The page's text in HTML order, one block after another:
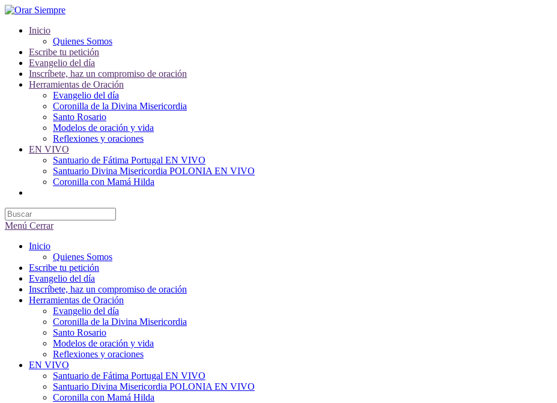
Saltar
contenido
Inicio
Quienes Somos
Escribe tu petición
Evangelio del día
Inscríbete, haz un compromiso de oración
Herramientas de Oración
Evangelio del día
Coronilla de la Divina Misericordia
Santo Rosario
Modelos de oración y vida
Reflexiones y oraciones
EN VIVO
Santuario de Fátima Portugal EN VIVO
Santuario Divina Misericordia POLONIA EN VIVO
Coronilla con Mamá Hilda
de
la
Menú Cerrar
Inicio
Quienes Somos
Escribe tu petición
Evangelio del día
Inscríbete, haz un compromiso de oración
Herramientas de Oración
Evangelio del día
Coronilla de la Divina Misericordia
Santo Rosario
Modelos de oración y vida
Reflexiones y oraciones
EN VIVO
Santuario de Fátima Portugal EN VIVO
Santuario Divina Misericordia POLONIA EN VIVO
Coronilla con Mamá Hilda